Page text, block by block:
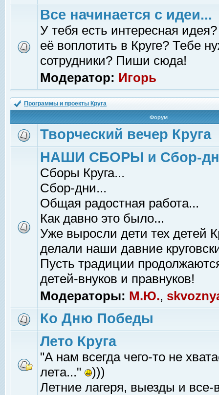
Все начинается с идеи...
У тебя есть интересная
её воплотить в Круге? Тебе
сотрудники? Пиши сюда!
Модератор: Игорь
Программы и проекты Круга
Форум
Творческий вечер Круга
НАШИ СБОРЫ и Сбор-
Сборы Круга...
Сбор-дни...
Общая радостная работа...
Как давно это было...
Уже выросли дети тех детей
делали наши давние
Пусть традиции
детей-внуков и правнуков!
Модераторы: М.Ю.,
Ко Дню Победы
Лето Круга
"А нам всегда чего-то не
лета..."
)))
Летние лагеря, выезды и все-